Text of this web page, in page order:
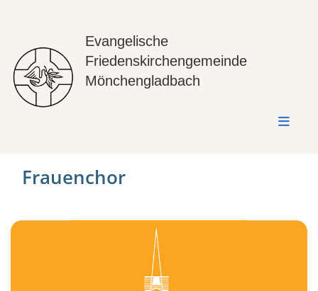
Evangelische
Friedenskirchengemeinde
Mönchengladbach
Frauenchor